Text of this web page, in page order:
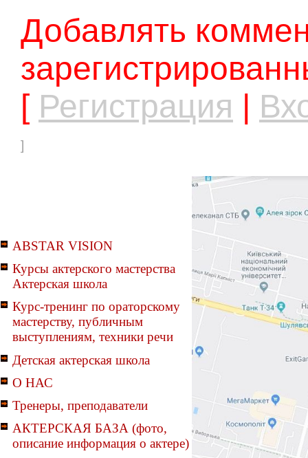
Добавлять
[ Регистрация
]
ABSTAR VISION
Курсы актерского мастерства
Актерская школа
Курс-тренинг по ораторскому
мастерству, публичным
выступлениям, техники речи
Детская актерская школа
О НАС
Тренеры, преподаватели
АКТЕРСКАЯ БАЗА (фото,
описание информация о актере)